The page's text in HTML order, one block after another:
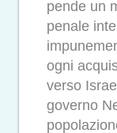
pende un
penale
ogni
verso
governo